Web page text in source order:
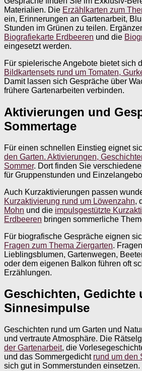
Materialien. Die Erzählkarten zum
ein, Erinnerungen an Gartenarbeit,
Stunden im Grünen zu teilen.
Biografiekarte Erdbeeren und die
eingesetzt werden.
Für spielerische Angebote bietet sich
Bildkartensets rund um Tomaten,
Damit lassen sich Gespräche über
frühere Gartenarbeiten verbinden.
Aktivierungen und
Sommertage
Für einen schnellen Einstieg eignet
den Garten. Aktivierungen,
Sommer. Dort finden Sie
für Gruppenstunden und
Auch Kurzaktivierungen passen
Kurzaktivierung rund um Löwenzahn,
Mohn und die impulsgestützte
Erdbeeren bringen sommerliche
Für biografische Gespräche eignen
Fragen zum Thema Ziergarten.
Lieblingsblumen, Gartenwegen,
oder dem eigenen Balkon führen oft
Erzählungen.
Geschichten, Gedichte
Sinnesimpulse
Geschichten rund um Garten und
und vertraute Atmosphäre. Die
der Gartenarbeit, die
und das Sommergedicht rund um den
sich gut in Sommerstunden einsetzen.